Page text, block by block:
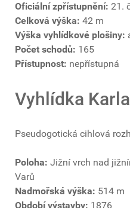
Oficiální zpřístupnění: 21.
Celková výška: 42 m
Výška vyhlídkové plošiny:
Počet schodů: 165
Přístupnost: nepřístupná
Vyhlídka
Pseudogotická cihlová
Poloha: Jižní vrch nad
Varů
Nadmořská výška: 514 m
Období výstavby: 1876